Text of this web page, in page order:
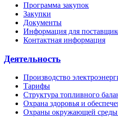
Программа закупок
Закупки
Документы
Информация для
Контактная информация
Деятельность
Производство
Тарифы
Структура топливного
Охрана здоровья и
Охраны окружающей среды